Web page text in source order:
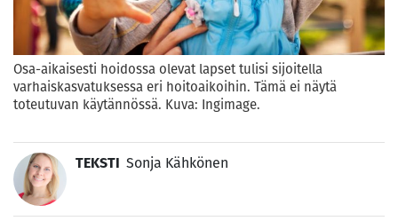
Osa-aikaisesti hoidossa olevat lapset tulisi sijoitella
varhaiskasvatuksessa eri hoitoaikoihin. Tämä ei näytä
toteutuvan käytännössä. Kuva: Ingimage.
TEKSTI Sonja Kähkönen